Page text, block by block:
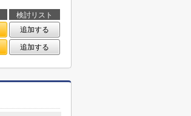
検討リスト
追加する
追加する